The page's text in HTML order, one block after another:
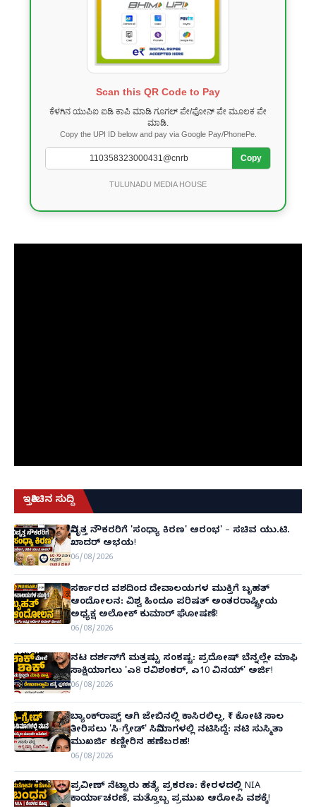
Scan this QR Code to Pay
ಕೆಳಗಿನ ಯುಪಿಐ ಐಡಿ ಕಾಪಿ ಮಾಡಿ ಗೂಗಲ್ ಪೇ/ಫೋನ್ ಪೇ ಮೂಲಕ ಪೇ
ಮಾಡಿ.
Copy the UPI ID below and pay via Google Pay/PhonePe.
Copy
TULUNADU MEDIA HOUSE
ಇತ್ತೀಚಿನ ಸುದ್ದಿ
ನಿವೃತ್ತ ನೌಕರರಿಗೆ 'ಸಂಧ್ಯಾ ಕಿರಣ' ಆರಂಭ' – ಸಚಿವ ಯು.ಟಿ.
ಖಾದರ್ ಅಭಯ!
06/08/2026
ಸರ್ಕಾರದ ವಶದಿಂದ ದೇವಾಲಯಗಳ ಮುಕ್ತಿಗೆ ಬೃಹತ್
ಆಂದೋಲನ: ವಿಶ್ವ ಹಿಂದೂ ಪರಿಷತ್ ಅಂತರರಾಷ್ಟ್ರೀಯ
ಅಧ್ಯಕ್ಷ ಅಲೋಕ್ ಕುಮಾರ್ ಘೋಷಣೆ!
06/08/2026
ನಟ ದರ್ಶನ್‌ಗೆ ಮತ್ತಷ್ಟು ಸಂಕಷ್ಟ: ಪ್ರದೋಷ್ ಬೆನ್ನಲ್ಲೇ ಮಾಫಿ
ಸಾಕ್ಷಿಯಾಗಲು 'ಎ8 ರವಿಶಂಕರ್, ಎ10 ವಿನಯ್' ಅರ್ಜಿ!
06/08/2026
ಬ್ಯಾಂಕ್‌ರಾಪ್ಟ್‌ ಆಗಿ ಜೇಬಿನಲ್ಲಿ ಕಾಸಿರಲಿಲ್ಲ, ₹1 ಕೋಟಿ ಸಾಲ
ತೀರಿಸಲು 'ಸಿ-ಗ್ರೇಡ್' ಸಿನಿಮಾಗಳಲ್ಲಿ ನಟಿಸಿದ್ದೆ: ನಟಿ ಸುಸ್ಮಿತಾ
ಮುಖರ್ಜಿ ಕಣ್ಣೀರಿನ ಹಣೆಬರಹ!
06/08/2026
ಪ್ರವೀಣ್ ನೆಟ್ಟಾರು ಹತ್ಯೆ ಪ್ರಕರಣ: ಕೇರಳದಲ್ಲಿ NIA
ಕಾರ್ಯಾಚರಣೆ, ಮತ್ತೊಬ್ಬ ಪ್ರಮುಖ ಆರೋಪಿ ವಶಕ್ಕೆ!